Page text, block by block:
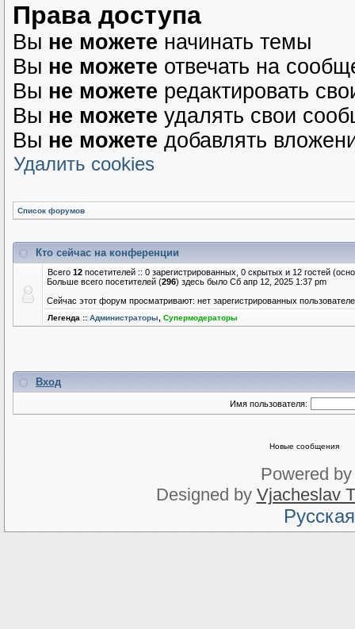
Права доступа
Вы не можете начинать темы
Вы не можете отвечать на
Вы не можете редактировать
Вы не можете удалять свои
Вы не можете добавлять
Удалить cookies
Список форумов
Кто сейчас на конференции
Всего 12 посетителей :: 0 зарегистрированных, 0 скрытых и 12 гостей
Больше всего посетителей (296) здесь было Сб апр 12, 2025 1:37 pm
Сейчас этот форум просматривают: нет зарегистрированных
Легенда :: Администраторы Супермодераторы
Вход
Имя пользователя:
Новые сообщения
Powered
Designed by Vjacheslav